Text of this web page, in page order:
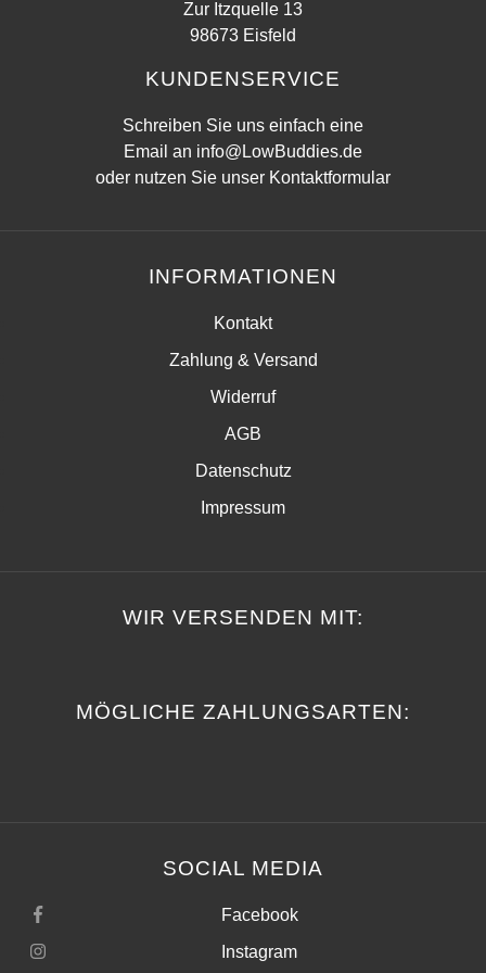
Zur Itzquelle 13
98673 Eisfeld
KUNDENSERVICE
Schreiben Sie uns einfach eine
Email an info@LowBuddies.de
oder nutzen Sie unser Kontaktformular
INFORMATIONEN
Kontakt
Zahlung & Versand
Widerruf
AGB
Datenschutz
Impressum
WIR VERSENDEN MIT:
MÖGLICHE ZAHLUNGSARTEN:
SOCIAL MEDIA
Facebook
Instagram